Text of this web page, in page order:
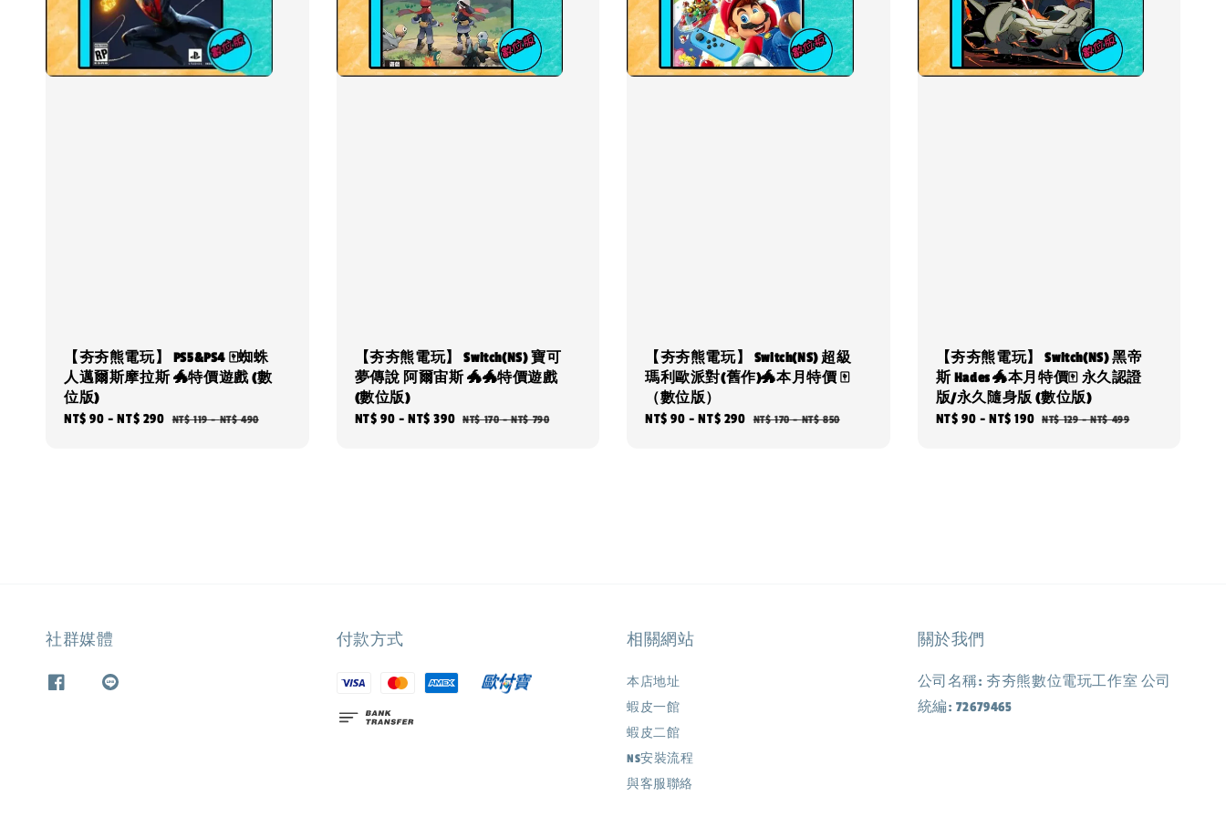
【夯夯熊電玩】 PS5&PS4 🀄蜘蛛
人邁爾斯摩拉斯 🐲特價遊戲 (數
位版)
Sale
NT$ 90 -NT$ 290 Regular
NT$ 119-NT$ 490
【夯夯熊電玩】 Switch(NS) 寶可
夢傳說 阿爾宙斯 🐲🐲特價遊戲
(數位版)
Sale
NT$ 90 - NT$ 390 Regular
NT$ 170-NT$ 790
【夯夯熊電玩】 Switch(NS) 超級
瑪利歐派對(舊作)🐲本月特價 🀄
（數位版）
Sale
NT$ 90 -NT$ 290 Regular
NT$ 170-NT$ 850
【夯夯熊電玩】 Switch(NS) 黑帝
斯 Hades 🐲本月特價🀄 永久認證
版/永久隨身版 (數位版)
Sale
NT$ 90 - NT$ 190 Regular
NT$ 129-NT$ 499
社群媒體 付款方式 相關網站
本店地址
蝦皮一館
蝦皮二館
NS安裝流程
與客服聯絡
關於我們
公司名稱: 夯夯熊數位電玩工作室 公司
統編: 72679465